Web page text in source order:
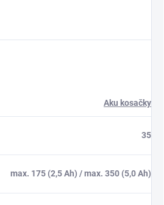
Aku kosačky
35
max. 175 (2,5 Ah) / max. 350 (5,0 Ah)